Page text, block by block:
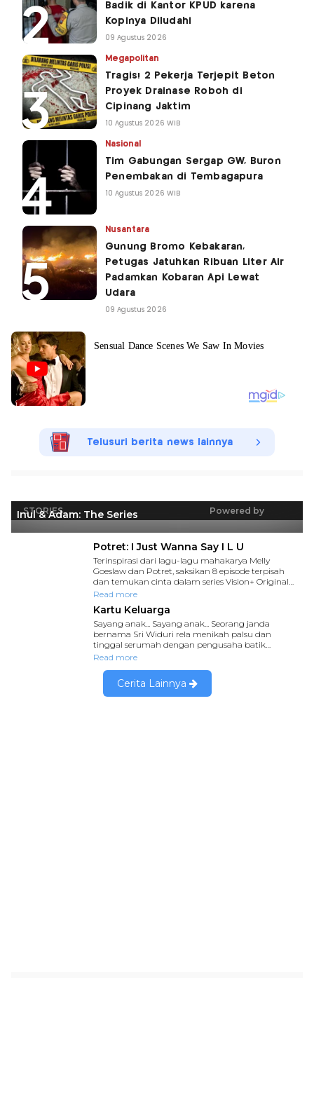
Badik di Kantor KPUD karena
Kopinya Diludahi
09 Agustus 2026
Megapolitan
Tragis! 2 Pekerja Terjepit Beton
Proyek Drainase Roboh di
Cipinang Jaktim
10 Agustus 2026 WIB
Nasional
Tim Gabungan Sergap GW, Buron
Penembakan di Tembagapura
10 Agustus 2026 WIB
Nusantara
Gunung Bromo Kebakaran,
Petugas Jatuhkan Ribuan Liter Air
Padamkan Kobaran Api Lewat
Udara
09 Agustus 2026
Telusuri berita news lainnya